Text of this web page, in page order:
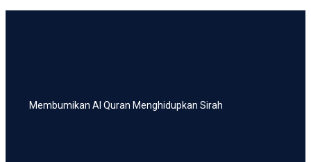
Membumikan Al Quran Menghidupkan Sirah